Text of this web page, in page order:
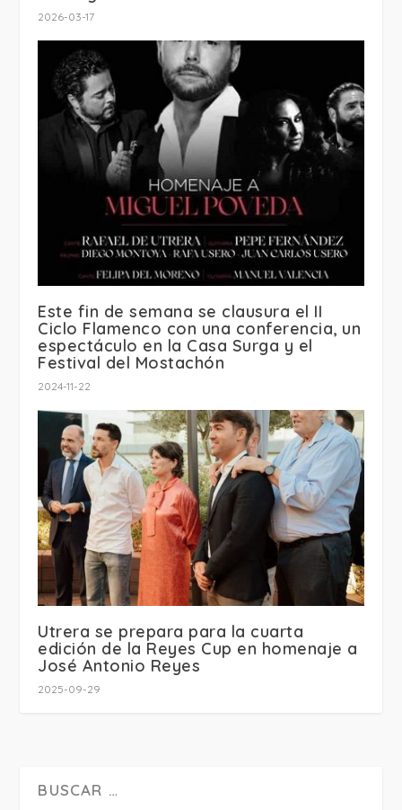
2026-03-17
Este fin de semana se clausura el II
Ciclo Flamenco con una conferencia, un
espectáculo en la Casa Surga y el
Festival del Mostachón
2024-11-22
Utrera se prepara para la cuarta
edición de la Reyes Cup en homenaje a
José Antonio Reyes
2025-09-29